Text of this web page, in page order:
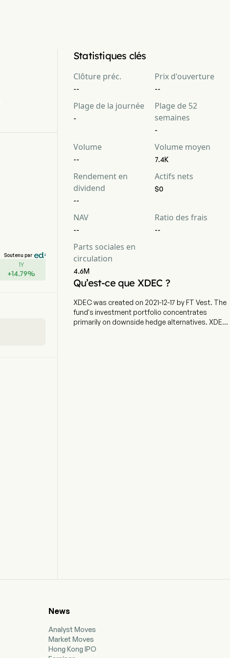
Soutenu par
1Y
+14.79%
Statistiques clés
Clôture préc.
--
Prix d'ouverture
--
Plage de la journée
-
Plage de 52
semaines
-
Volume
--
Volume moyen
7.4K
Rendement en
dividend
--
Actifs nets
$0
NAV
--
Ratio des frais
--
Parts sociales en
circulation
4.6M
Qu’est-ce que XDEC ?
XDEC was created on 2021-12-17 by FT Vest. The
fund's investment portfolio concentrates
primarily on downside hedge alternatives. XDEC
News
Analyst Moves
Market Moves
Hong Kong IPO